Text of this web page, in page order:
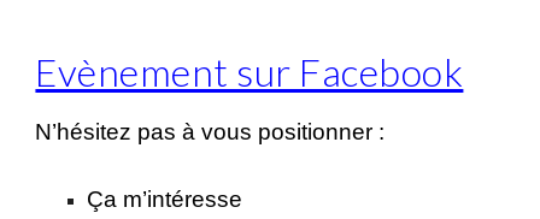
Evènement sur Facebook
N’hésitez pas à vous positionner :
Ça m’intéresse